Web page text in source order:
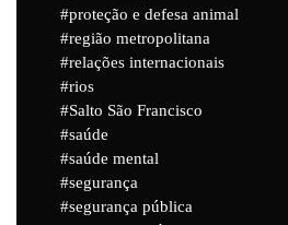
proteção e defesa animal
região metropolitana
relações internacionais
rios
Salto São Francisco
saúde
saúde mental
segurança
segurança pública